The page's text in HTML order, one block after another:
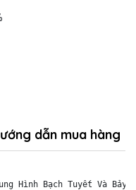
dẫn mua hàng
Hình Bạch Tuyết Và Bảy